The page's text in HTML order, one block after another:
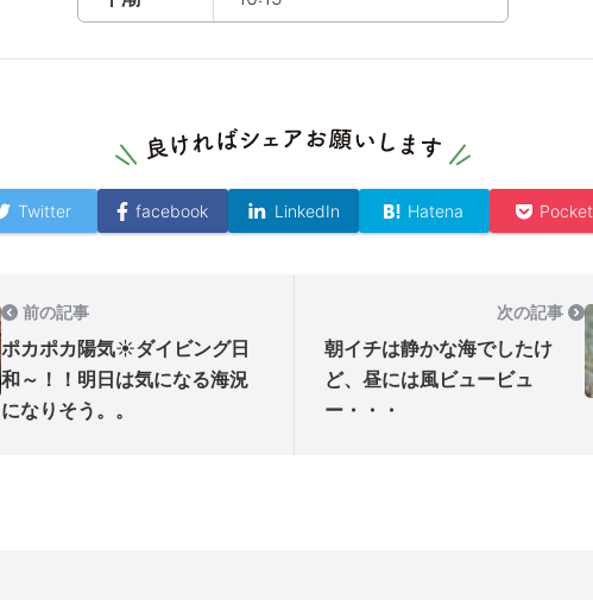
Twitter facebook LinkedIn Hatena Pocket
前の記事
ポカポカ陽気☀ダイビング日
和～！！明日は気になる海況
になりそう。。
次の記事
朝イチは静かな海でしたけ
ど、昼には風ビュービュ
ー・・・